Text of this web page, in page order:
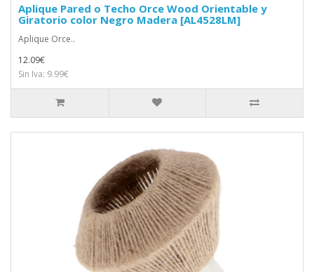
Aplique Pared o Techo Orce Wood Orientable y
Giratorio color Negro Madera [AL4528LM]
Aplique Orce..
12.09€
Sin Iva: 9.99€